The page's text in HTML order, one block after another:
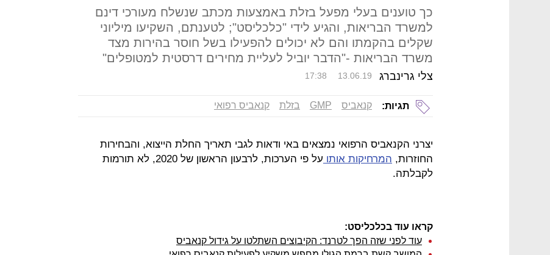
כך טוענים בעלי מפעל בזלת באמצעות מכתב שנשלח מעורכי דינם
למשרד הבריאות, והגיע לידי "כלכליסט"; לטענתם, השקיעו מיליוני
שקלים בהקמתו והם לא יכולים להפעילו בשל חוסר בהירות מצד
משרד הבריאות -"הדבר יוביל לעליית מחירים דרסטית למטופלים"
צלי גרינברג 17:38 13.06.19
תגיות: קנאביס GMP בזלת קנאביס רפואי
יצרני הקנאביס הרפואי נמצאים באי ודאות לגבי תאריך החלת הייצוא, והבחירות
החוזרות, המרחיקות אותו
על פי הערכות, לרבעון הראשון של 2020, לא תורמות
לקבלתה.
קראו עוד בכלכליסט:
עוד לפני שזה הפך לטרנד: הקיבוצים השתלטו על גידול קנאביס